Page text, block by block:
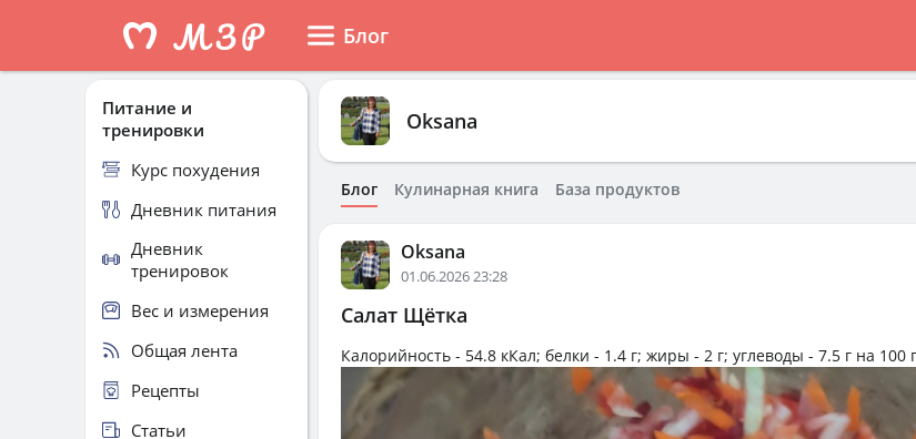
Блог
Oksana
Блог Кулинарная книга База продуктов
Oksana
01.06.2026 23:28
Салат Щётка
Калорийность - 54.8 кКал; белки - 1.4 г; жиры - 2 г; углеводы - 7.5 г на 100 г
Питание и
тренировки
Курс похудения
Дневник питания
Дневник
тренировок
Вес и измерения
Общая лента
Рецепты
Статьи